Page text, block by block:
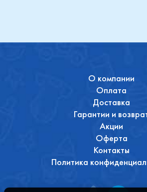
О компании
Оплата
Доставка
Гарантии и
Акции
Оферта
Контакты
Политика